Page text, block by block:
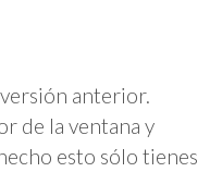
anterior.
de la ventana y
esto sólo tienes